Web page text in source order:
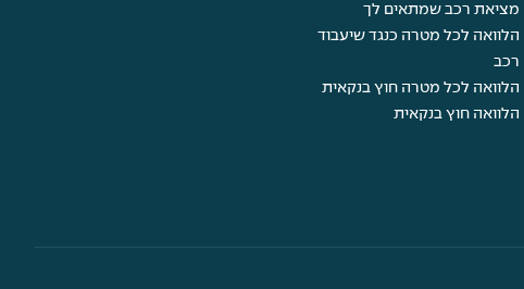
מציאת רכב שמתאים לך
הלוואה לכל מטרה כנגד שיעבוד
רכב
הלוואה לכל מטרה חוץ בנקאית
הלוואה חוץ בנקאית